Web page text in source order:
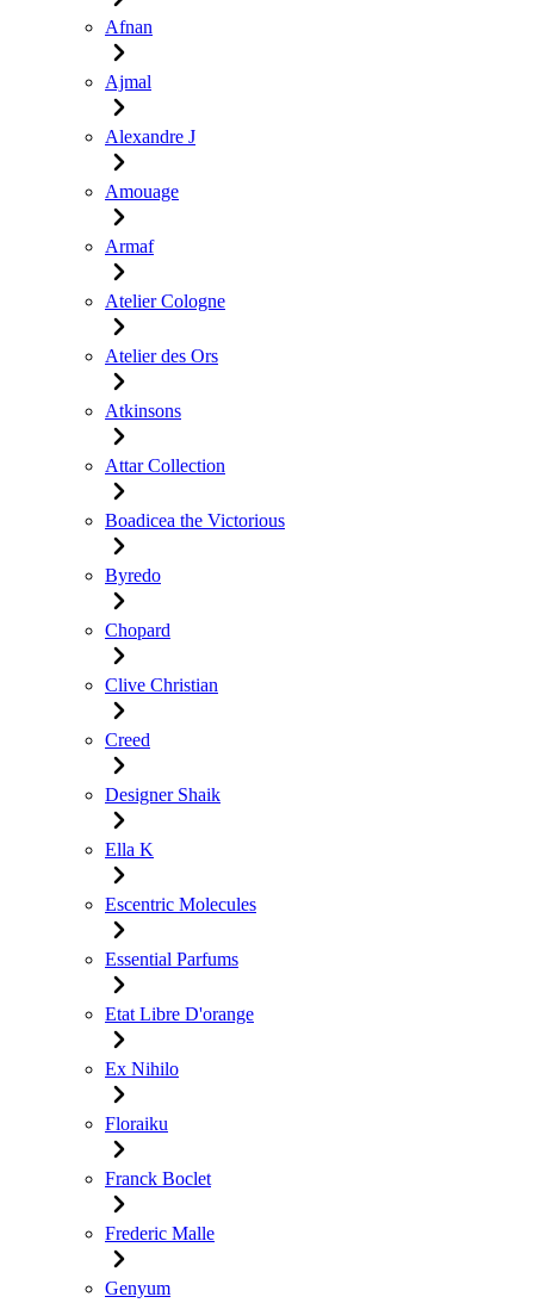
Afnan
Ajmal
Alexandre J
Amouage
Armaf
Atelier Cologne
Atelier des Ors
Atkinsons
Attar Collection
Boadicea the Victorious
Byredo
Chopard
Clive Christian
Creed
Designer Shaik
Ella K
Escentric Molecules
Essential Parfums
Etat Libre D'orange
Ex Nihilo
Floraiku
Franck Boclet
Frederic Malle
Genyum